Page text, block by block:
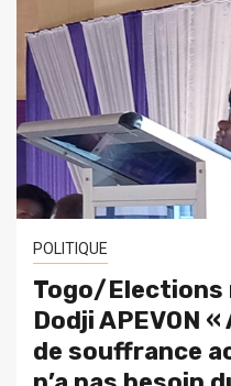
POLITIQUE
Togo/Elections
Dodji APEVON
de souffrance